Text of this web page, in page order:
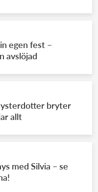
egen fest –
avslöjad
bryter
allt
med Silvia – se